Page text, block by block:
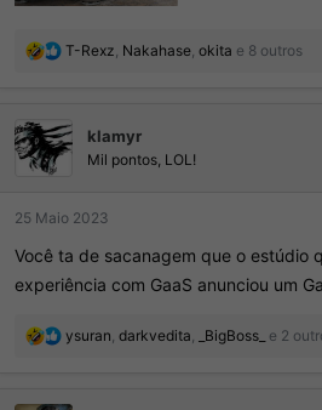
R
õ
e
T-Rexz, Nakahase, okita e 8 outros
klamyr
Mil pontos, LOL!
25 Maio 2023
Você ta de sacanagem que o estúdio
experiência com GaaS anunciou um
R
ç
ysuran, darkvedita, _BigBoss_ e 2